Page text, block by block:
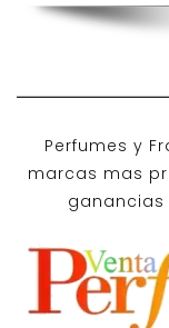
Perfumes y
marcas mas